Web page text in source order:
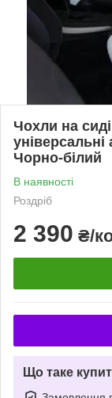
Чохли на
універсальні
Чорно-білий
В наявності
Роздріб
2 390 ₴/
Що таке